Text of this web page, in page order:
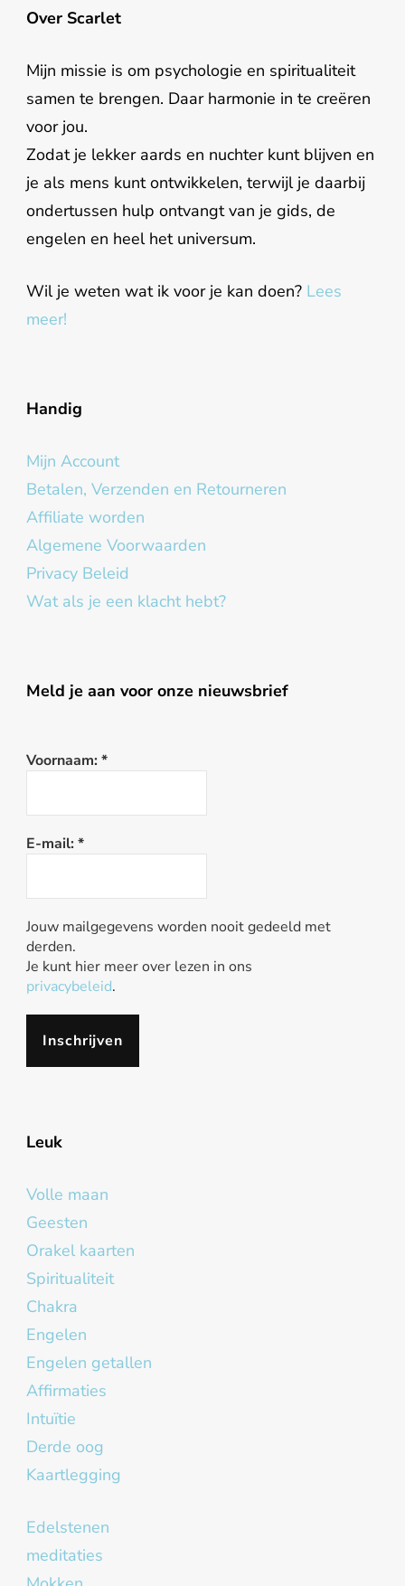
Over Scarlet
Mijn missie is om psychologie en spiritualiteit
samen te brengen. Daar harmonie in te creëren
voor jou.
Zodat je lekker aards en nuchter kunt blijven en
je als mens kunt ontwikkelen, terwijl je daarbij
ondertussen hulp ontvangt van je gids, de
engelen en heel het universum.
Wil je weten wat ik voor je kan doen? Lees
meer!
Handig
Mijn Account
Betalen, Verzenden en Retourneren
Affiliate worden
Algemene Voorwaarden
Privacy Beleid
Wat als je een klacht hebt?
Meld je aan voor onze nieuwsbrief
Voornaam: *
E-mail: *
Jouw mailgegevens worden nooit gedeeld met
derden.
Je kunt hier meer over lezen in ons
privacybeleid.
Leuk
Volle maan
Geesten
Orakel kaarten
Spiritualiteit
Chakra
Engelen
Engelen getallen
Affirmaties
Intuïtie
Derde oog
Kaartlegging
Edelstenen
meditaties